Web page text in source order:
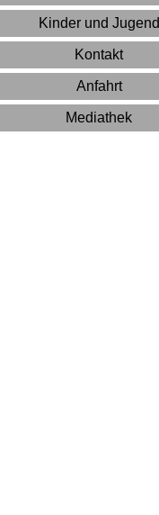
Kinder und Jugend
Kontakt
Anfahrt
Mediathek